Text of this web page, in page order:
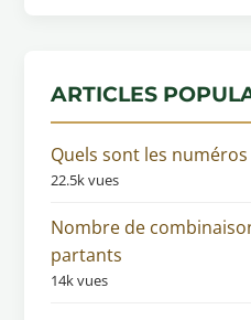
ARTICLES
Quels sont les
22.5k vues
Nombre de
partants
14k vues